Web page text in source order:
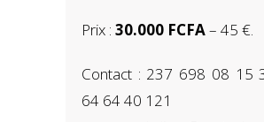
Prix : 30.000 FCFA – 45 €.
Contact : 237 698 08 15
64 64 40 121